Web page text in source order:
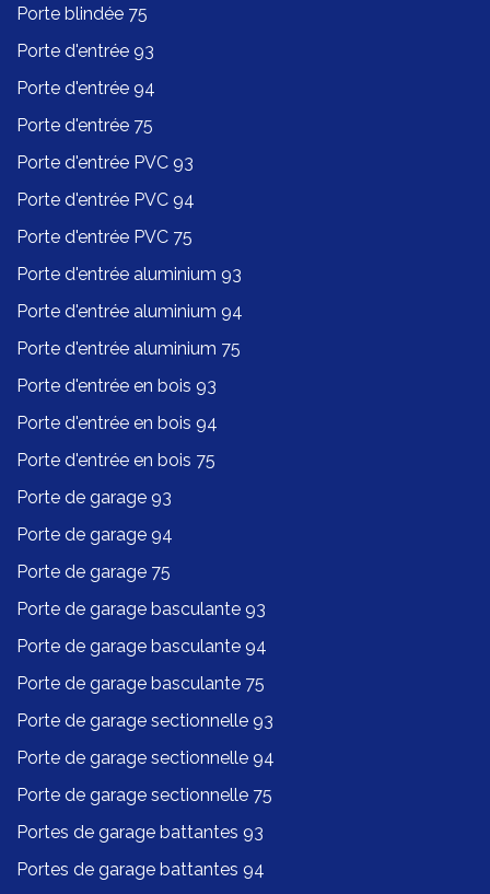
Porte blindée 75
Porte d'entrée 93
Porte d'entrée 94
Porte d'entrée 75
Porte d'entrée PVC 93
Porte d'entrée PVC 94
Porte d'entrée PVC 75
Porte d'entrée aluminium 93
Porte d'entrée aluminium 94
Porte d'entrée aluminium 75
Porte d'entrée en bois 93
Porte d'entrée en bois 94
Porte d'entrée en bois 75
Porte de garage 93
Porte de garage 94
Porte de garage 75
Porte de garage basculante 93
Porte de garage basculante 94
Porte de garage basculante 75
Porte de garage sectionnelle 93
Porte de garage sectionnelle 94
Porte de garage sectionnelle 75
Portes de garage battantes 93
Portes de garage battantes 94